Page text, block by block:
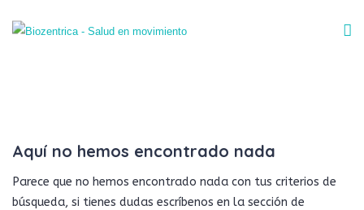
Aquí no hemos encontrado nada
Parece que no hemos encontrado nada con tus criterios de
búsqueda, si tienes dudas escríbenos en la sección de